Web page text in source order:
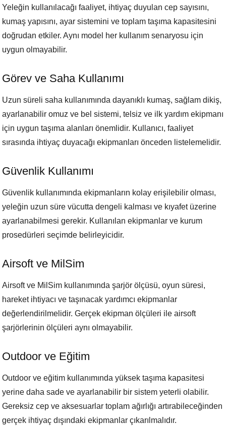
Yeleğin kullanılacağı faaliyet, ihtiyaç duyulan cep sayısını,
kumaş yapısını, ayar sistemini ve toplam taşıma kapasitesini
doğrudan etkiler. Aynı model her kullanım senaryosu için
uygun olmayabilir.
Görev ve Saha Kullanımı
Uzun süreli saha kullanımında dayanıklı kumaş, sağlam dikiş,
ayarlanabilir omuz ve bel sistemi, telsiz ve ilk yardım ekipmanı
için uygun taşıma alanları önemlidir. Kullanıcı, faaliyet
sırasında ihtiyaç duyacağı ekipmanları önceden listelemelidir.
Güvenlik Kullanımı
Güvenlik kullanımında ekipmanların kolay erişilebilir olması,
yeleğin uzun süre vücutta dengeli kalması ve kıyafet üzerine
ayarlanabilmesi gerekir. Kullanılan ekipmanlar ve kurum
prosedürleri seçimde belirleyicidir.
Airsoft ve MilSim
Airsoft ve MilSim kullanımında şarjör ölçüsü, oyun süresi,
hareket ihtiyacı ve taşınacak yardımcı ekipmanlar
değerlendirilmelidir. Gerçek ekipman ölçüleri ile airsoft
şarjörlerinin ölçüleri aynı olmayabilir.
Outdoor ve Eğitim
Outdoor ve eğitim kullanımında yüksek taşıma kapasitesi
yerine daha sade ve ayarlanabilir bir sistem yeterli olabilir.
Gereksiz cep ve aksesuarlar toplam ağırlığı artırabileceğinden
gerçek ihtiyaç dışındaki ekipmanlar çıkarılmalıdır.